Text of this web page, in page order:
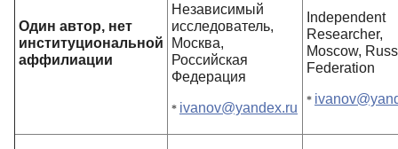
Один автор, нет
институциональной
аффилиации
Независимый
исследователь,
Москва,
Российская
Федерация
* ivanov@yandex.ru
Independent
Researcher,
Moscow,
Federation
*